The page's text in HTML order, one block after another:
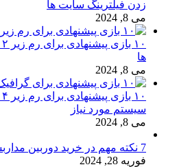
زدن فیلترینگ سایت ها
می 8, 2024
ها
می 8, 2024
سیستم مورد نیاز
می 8, 2024
7 نکته مهم در خرید دوربین مداربسته + راهنمای خرید
فوریه 28, 2024